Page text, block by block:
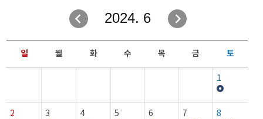
2024. 6
일 월 화 수 목 금 토
1
2 3 4 5 6 7 8